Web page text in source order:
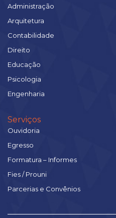
Administração
Arquitetura
Contabilidade
Direito
Educação
Psicologia
Engenharia
Serviços
Ouvidoria
Egresso
Formatura – Informes
Fies / Prouni
Parcerias e Convênios